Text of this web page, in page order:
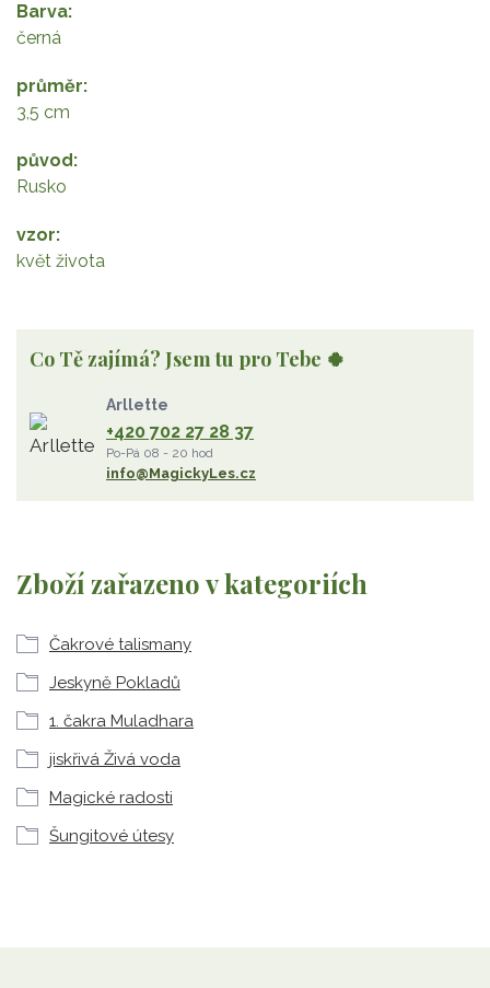
Barva
černá
průměr
3,5 cm
původ
Rusko
vzor
květ života
Zboží zařazeno v kategoriích
Čakrové talismany
Jeskyně Pokladů
1. čakra Muladhara
jiskřivá Živá voda
Magické radosti
Šungitové útesy
Co Tě zajímá? Jsem tu pro Tebe 🍀
Arllette
+420 702 27 28 37
Po-Pá 08 - 20 hod
info@MagickyLes.cz